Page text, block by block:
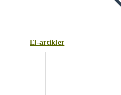
El-artikler